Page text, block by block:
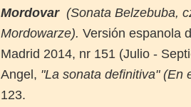
Mordovar(Sonata Belzebuba,
Mordowarze). Versión espanola
Madrid 2014, nr 151 (Julio -
Angel, "La sonata definitiva" (En
123.